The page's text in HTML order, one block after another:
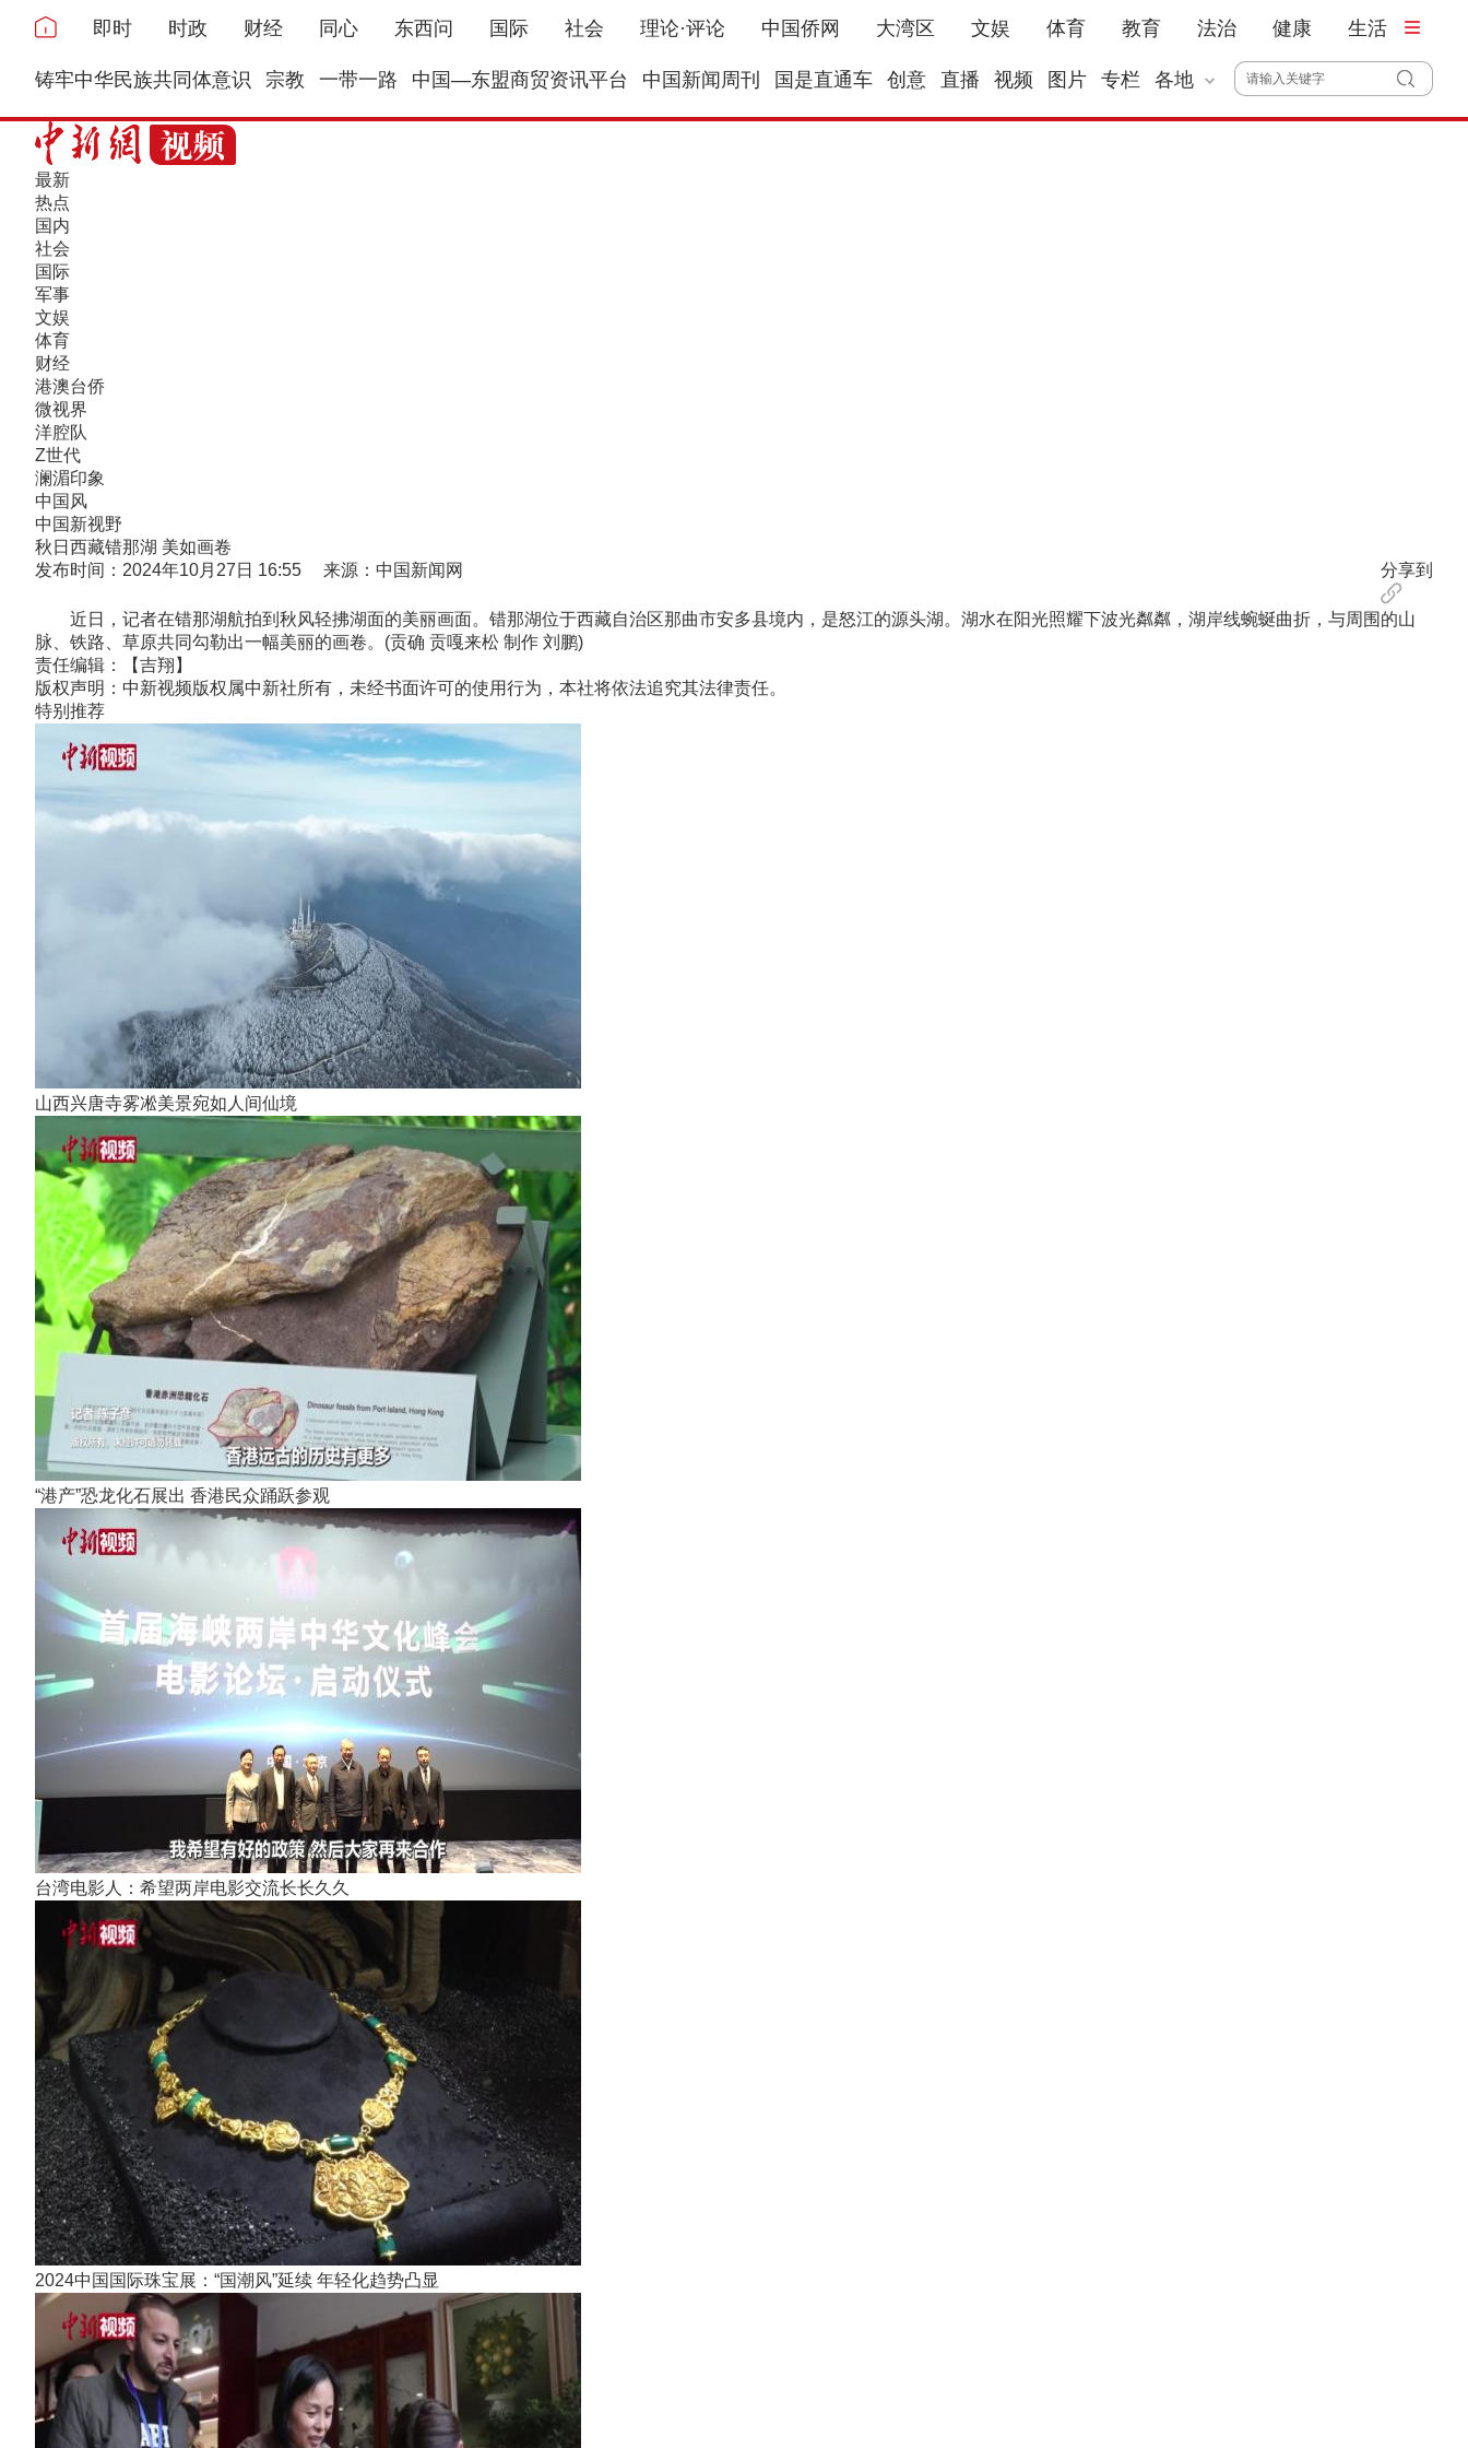
即时 时政 财经 同心 东西问 国际 社会 理论·评论 中国侨网 大湾区 文娱 体育 教育 法治 健康 生活
铸牢中华民族共同体意识 宗教 一带一路 中国—东盟商贸资讯平台 中国新闻周刊 国是直通车 创意 直播 视频 图片 专栏 各地
最新
热点
国内
社会
国际
军事
文娱
体育
财经
港澳台侨
微视界
洋腔队
Z世代
澜湄印象
中国风
中国新视野
秋日西藏错那湖 美如画卷
发布时间：2024年10月27日 16:55 来源：中国新闻网
分享到
近日，记者在错那湖航拍到秋风轻拂湖面的美丽画面。错那湖位于西藏自治区那曲市安多县境内，是怒江的源头湖。湖水在阳光照耀下波光粼粼，湖岸线蜿蜒曲折，与周围的山
脉、铁路、草原共同勾勒出一幅美丽的画卷。(贡确 贡嘎来松 制作 刘鹏)
责任编辑：【吉翔】
版权声明：中新视频版权属中新社所有，未经书面许可的使用行为，本社将依法追究其法律责任。
特别推荐
山西兴唐寺雾凇美景宛如人间仙境
“港产”恐龙化石展出 香港民众踊跃参观
台湾电影人：希望两岸电影交流长长久久
2024中国国际珠宝展：“国潮风”延续 年轻化趋势凸显